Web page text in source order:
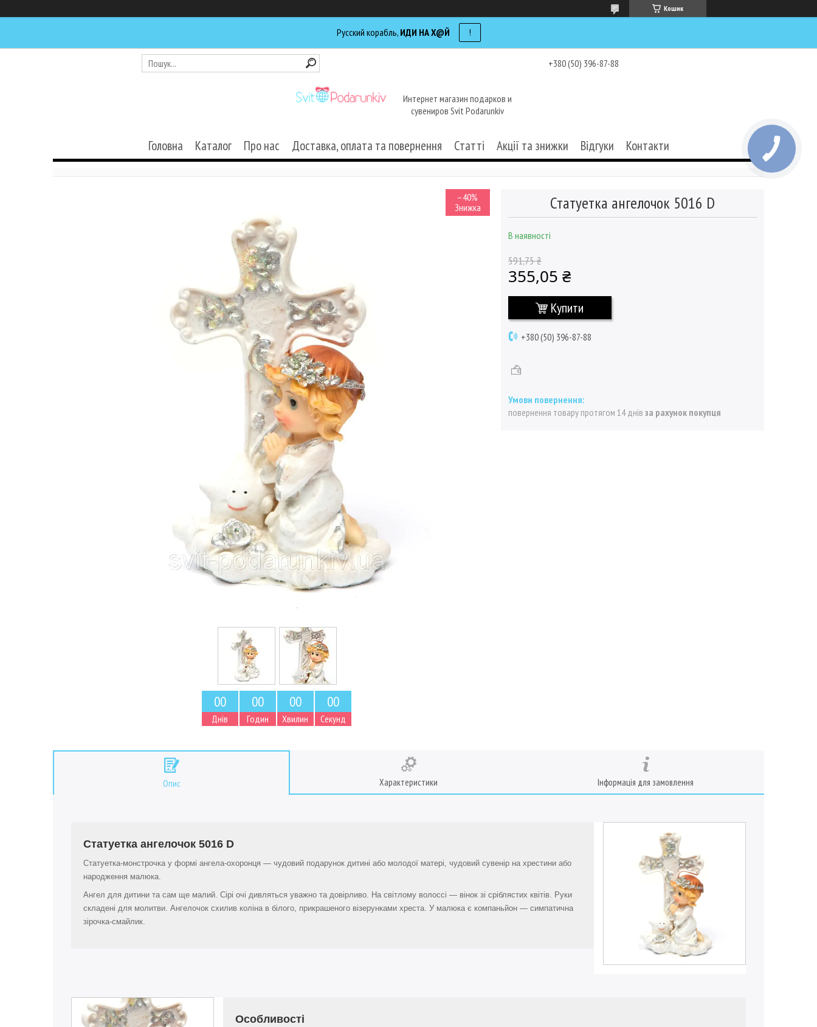
Кошик
Русский корабль, ИДИ НА Х@Й !
+380 (50) 396-87-88
Интернет магазин подарков и
сувениров Svit Podarunkiv
Головна Каталог Про нас Доставка, оплата та повернення Статті Акції та знижки Відгуки Контакти
–40%
00
Днів
00
Годин
00
Хвилин
00
Секунд
Статуетка ангелочок 5016 D
В наявності
591,75 ₴
355,05 ₴
Купити
+380 (50) 396-87-88
повернення товару протягом 14 днів за рахунок покупця
Опис Характеристики Інформація для замовлення
Статуетка ангелочок 5016 D
Статуетка-монстрочка у формі ангела-охоронця — чудовий подарунок дитині або молодої матері, чудовий сувенір на хрестини або
народження малюка.
Ангел для дитини та сам ще малий. Сірі очі дивляться уважно та довірливо. На світлому волоссі — вінок зі сріблястих квітів. Руки
складені для молитви. Ангелочок схилив коліна в білого, прикрашеного візерунками хреста. У малюка є компаньйон — симпатична
зірочка-смайлик.
Особливості